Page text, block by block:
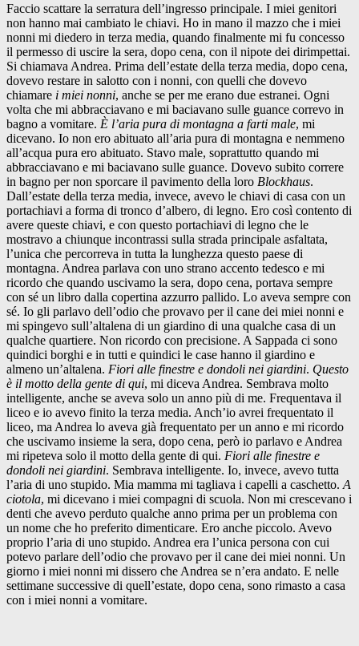
Faccio scattare la serratura dell’ingresso principale. I miei genitori
non hanno mai cambiato le chiavi. Ho in mano il mazzo che i miei
nonni mi diedero in terza media, quando finalmente mi fu concesso
il permesso di uscire la sera, dopo cena, con il nipote dei dirimpettai.
Si chiamava Andrea. Prima dell’estate della terza media, dopo cena,
dovevo restare in salotto con i nonni, con quelli che dovevo
chiamare i miei nonni, anche se per me erano due estranei. Ogni
volta che mi abbracciavano e mi baciavano sulle guance correvo in
bagno a vomitare. È l’aria pura di montagna a farti male, mi
dicevano. Io non ero abituato all’aria pura di montagna e nemmeno
all’acqua pura ero abituato. Stavo male, soprattutto quando mi
abbracciavano e mi baciavano sulle guance. Dovevo subito correre
in bagno per non sporcare il pavimento della loro Blockhaus.
Dall’estate della terza media, invece, avevo le chiavi di casa con un
portachiavi a forma di tronco d’albero, di legno. Ero così contento di
avere queste chiavi, e con questo portachiavi di legno che le
mostravo a chiunque incontrassi sulla strada principale asfaltata,
l’unica che percorreva in tutta la lunghezza questo paese di
montagna. Andrea parlava con uno strano accento tedesco e mi
ricordo che quando uscivamo la sera, dopo cena, portava sempre
con sé un libro dalla copertina azzurro pallido. Lo aveva sempre con
sé. Io gli parlavo dell’odio che provavo per il cane dei miei nonni e
mi spingevo sull’altalena di un giardino di una qualche casa di un
qualche quartiere. Non ricordo con precisione. A Sappada ci sono
quindici borghi e in tutti e quindici le case hanno il giardino e
almeno un’altalena. Fiori alle finestre e dondoli nei giardini. Questo
è il motto della gente di qui, mi diceva Andrea. Sembrava molto
intelligente, anche se aveva solo un anno più di me. Frequentava il
liceo e io avevo finito la terza media. Anch’io avrei frequentato il
liceo, ma Andrea lo aveva già frequentato per un anno e mi ricordo
che uscivamo insieme la sera, dopo cena, però io parlavo e Andrea
mi ripeteva solo il motto della gente di qui. Fiori alle finestre e
dondoli nei giardini. Sembrava intelligente. Io, invece, avevo tutta
l’aria di uno stupido. Mia mamma mi tagliava i capelli a caschetto. A
ciotola, mi dicevano i miei compagni di scuola. Non mi crescevano i
denti che avevo perduto qualche anno prima per un problema con
un nome che ho preferito dimenticare. Ero anche piccolo. Avevo
proprio l’aria di uno stupido. Andrea era l’unica persona con cui
potevo parlare dell’odio che provavo per il cane dei miei nonni. Un
giorno i miei nonni mi dissero che Andrea se n’era andato. E nelle
settimane successive di quell’estate, dopo cena, sono rimasto a casa
con i miei nonni a vomitare.